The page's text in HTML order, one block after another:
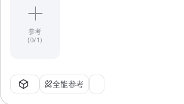
参考
(0/1)
全能参考